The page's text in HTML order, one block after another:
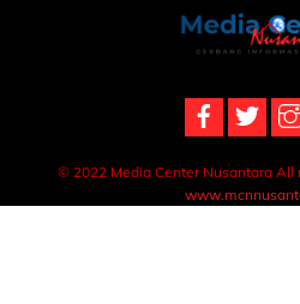
Back
To
© 2022 Media Center Nusantara All